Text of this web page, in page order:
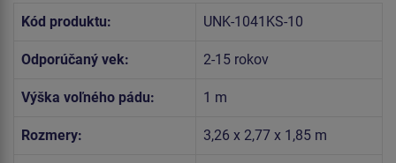
Kód produktu: UNK-1041KS-10
Odporúčaný vek: 2-15 rokov
Výška voľného pádu: 1 m
Rozmery: 3,26 x 2,77 x 1,85 m